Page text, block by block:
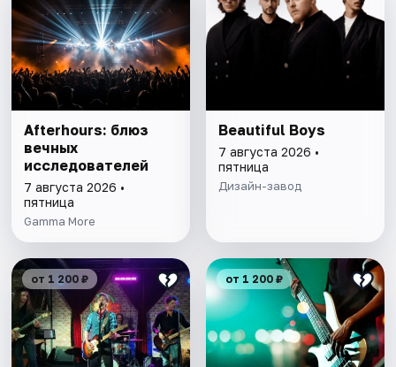
Afterhours: блюз
вечных
исследователей
7 августа 2026 •
пятница
Gamma More
Beautiful Boys
7 августа 2026 •
пятница
Дизайн-завод
от 1 200 ₽ от 1 200 ₽